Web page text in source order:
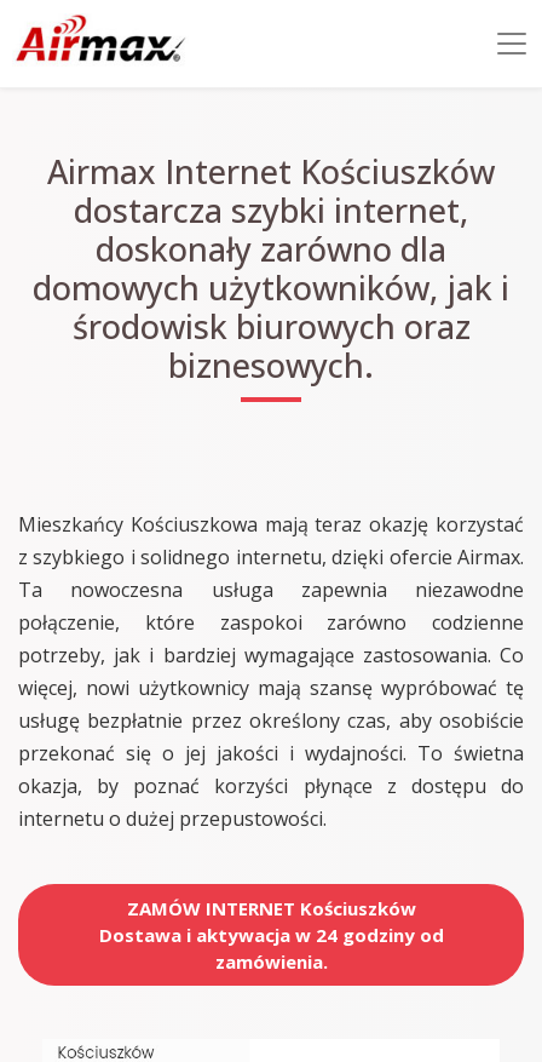
Airmax Internet Kościuszków
dostarcza szybki internet,
doskonały zarówno dla
domowych użytkowników, jak i
środowisk biurowych oraz
biznesowych.
Mieszkańcy Kościuszkowa mają teraz okazję korzystać
z szybkiego i solidnego internetu, dzięki ofercie Airmax.
Ta nowoczesna usługa zapewnia niezawodne
połączenie, które zaspokoi zarówno codzienne
potrzeby, jak i bardziej wymagające zastosowania. Co
więcej, nowi użytkownicy mają szansę wypróbować tę
usługę bezpłatnie przez określony czas, aby osobiście
przekonać się o jej jakości i wydajności. To świetna
okazja, by poznać korzyści płynące z dostępu do
internetu o dużej przepustowości.
ZAMÓW INTERNET Kościuszków
Dostawa i aktywacja w 24 godziny od
zamówienia.